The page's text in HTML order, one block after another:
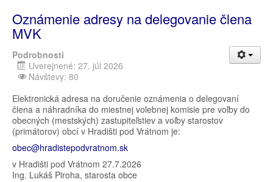
Oznámenie adresy na delegovanie člena
MVK
Podrobnosti
Uverejnené: 27. júl 2026
Návštevy: 80
Elektronická adresa na doručenie oznámenia o delegovaní
člena a náhradníka do miestnej volebnej komisie pre voľby do
obecných (mestských) zastupiteľstiev a voľby starostov
(primátorov) obcí v Hradišti pod Vrátnom je:
obec@hradistepodvratnom.sk
v Hradišti pod Vrátnom 27.7.2026
Ing. Lukáš Piroha, starosta obce